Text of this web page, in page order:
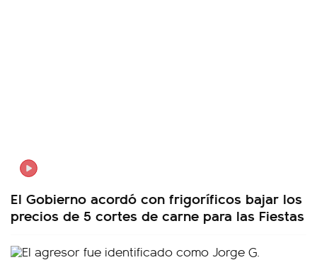
El Gobierno acordó con frigoríficos bajar los
precios de 5 cortes de carne para las Fiestas